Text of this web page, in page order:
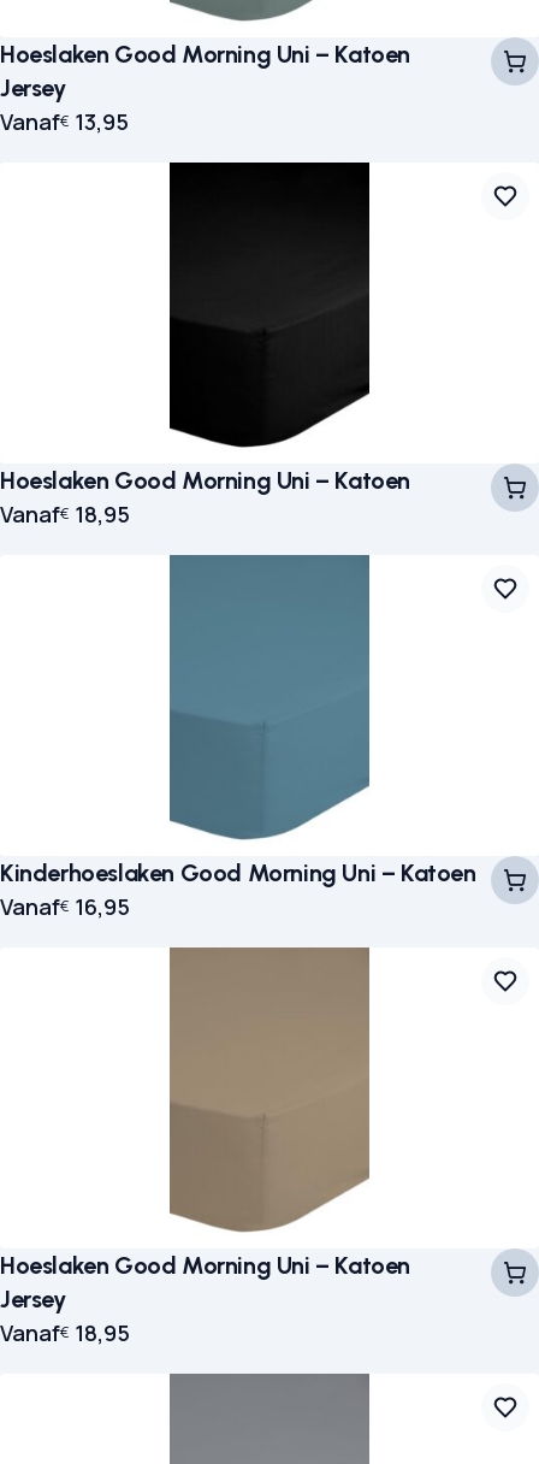
Hoeslaken Good Morning Uni – Katoen
Jersey
Vanaf€ 13,95
Hoeslaken Good Morning Uni – Katoen
Vanaf€ 18,95
Kinderhoeslaken Good Morning Uni – Katoen
Vanaf€ 16,95
Hoeslaken Good Morning Uni – Katoen
Jersey
Vanaf€ 18,95